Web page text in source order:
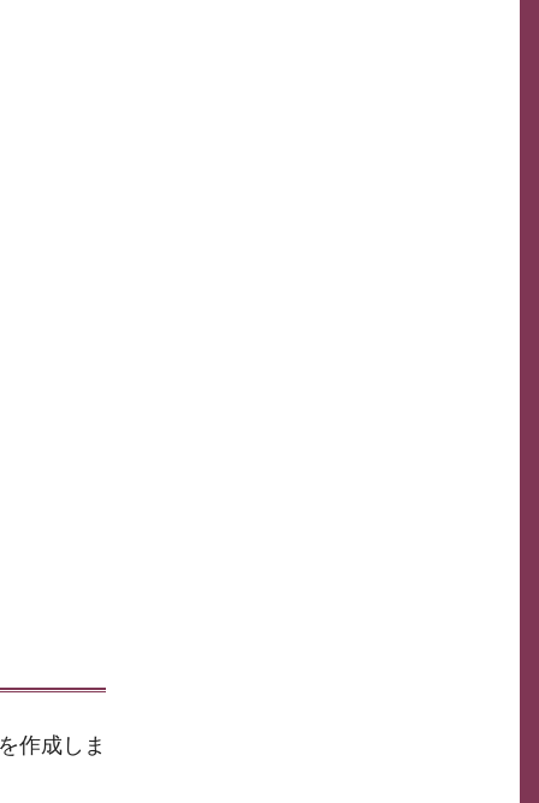
作成しま